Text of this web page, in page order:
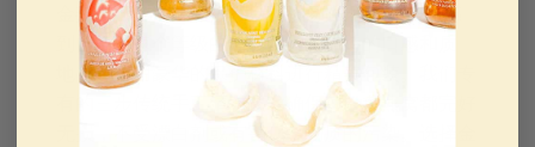
金燕窝 ，我们为能提供无可挑剔的特级燕窝而感
到自豪。每个等级的燕窝都具有独特的口感和质
地，并采用豪华的保护材料进行精美包装。我们专
有的三步传统手工清洗技术确保每一盏燕窝都完好
无损，不受漂白剂或有害化学物质的污染。选择金